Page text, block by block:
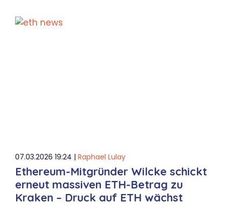
07.03.2026 19:24 | Raphael Lulay
Ethereum-Mitgründer Wilcke schickt
erneut massiven ETH-Betrag zu
Kraken – Druck auf ETH wächst